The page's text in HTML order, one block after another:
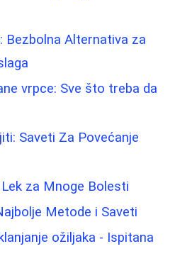
Bezbolna Alternativa za
vrpce: Sve što treba da
Saveti Za Povećanje
za Mnoge Bolesti
Metode i Saveti
ožiljaka - Ispitana